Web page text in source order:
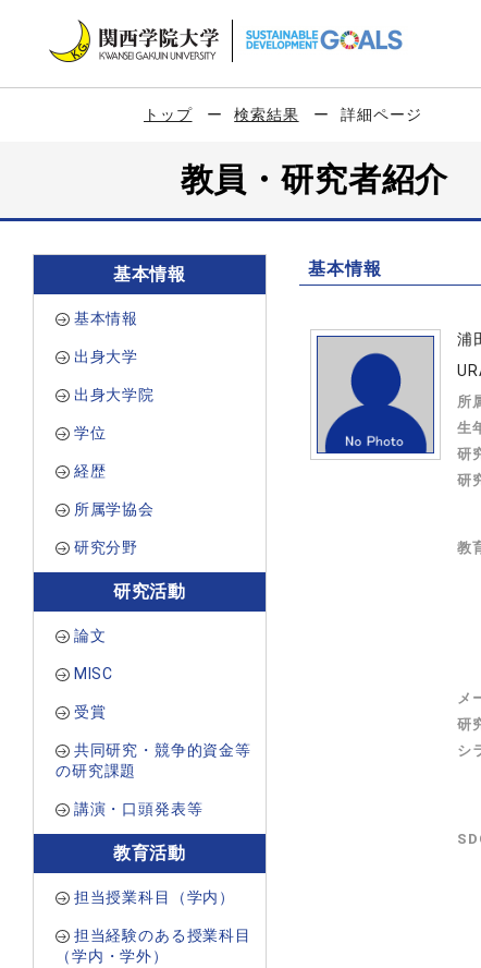
トップ 検索結果 詳細ページ
教員・研究者紹
基本情報
基本情報
出身大学
出身大学院
学位
経歴
所属学協会
研究分野
研究活動
論文
MISC
受賞
共同研究・競争的資金等
の研究課題
講演・口頭発表等
教育活動
担当授業科目（学内）
担当経験のある授業科目
（学内・学外）
基本情報
浦
所
生
研
研
教
メ
研
シ